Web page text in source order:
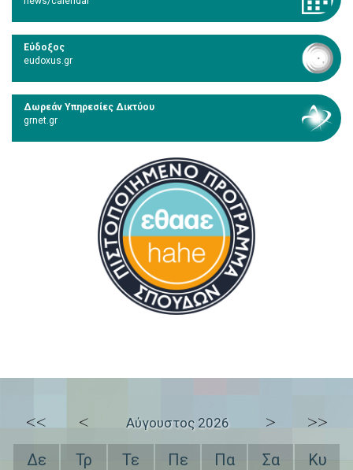
Εύδοξος
eudoxus.gr
Δωρεάν Υπηρεσίες Δικτύου
grnet.gr
<< < Αύγουστος 2026 > >>
Δε Τρ Τε Πε Πα Σα
Κυ